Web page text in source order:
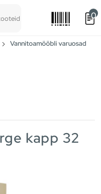
0
Vannitoamööbli varuosad
kapp 32